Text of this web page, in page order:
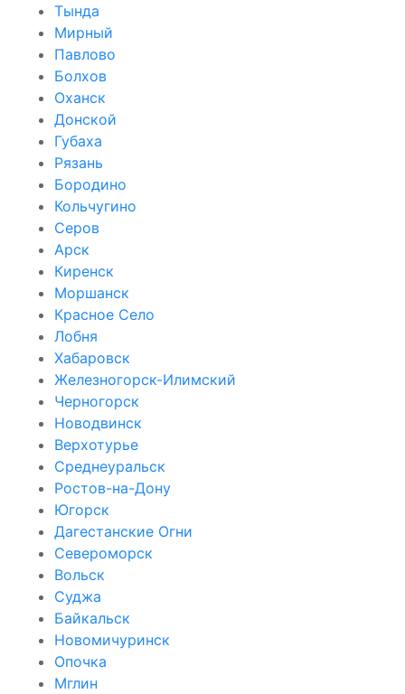
Тында
Мирный
Павлово
Болхов
Оханск
Донской
Губаха
Рязань
Бородино
Кольчугино
Серов
Арск
Киренск
Моршанск
Красное Село
Лобня
Хабаровск
Железногорск-Илимский
Черногорск
Новодвинск
Верхотурье
Среднеуральск
Ростов-на-Дону
Югорск
Дагестанские Огни
Североморск
Вольск
Суджа
Байкальск
Новомичуринск
Опочка
Мглин